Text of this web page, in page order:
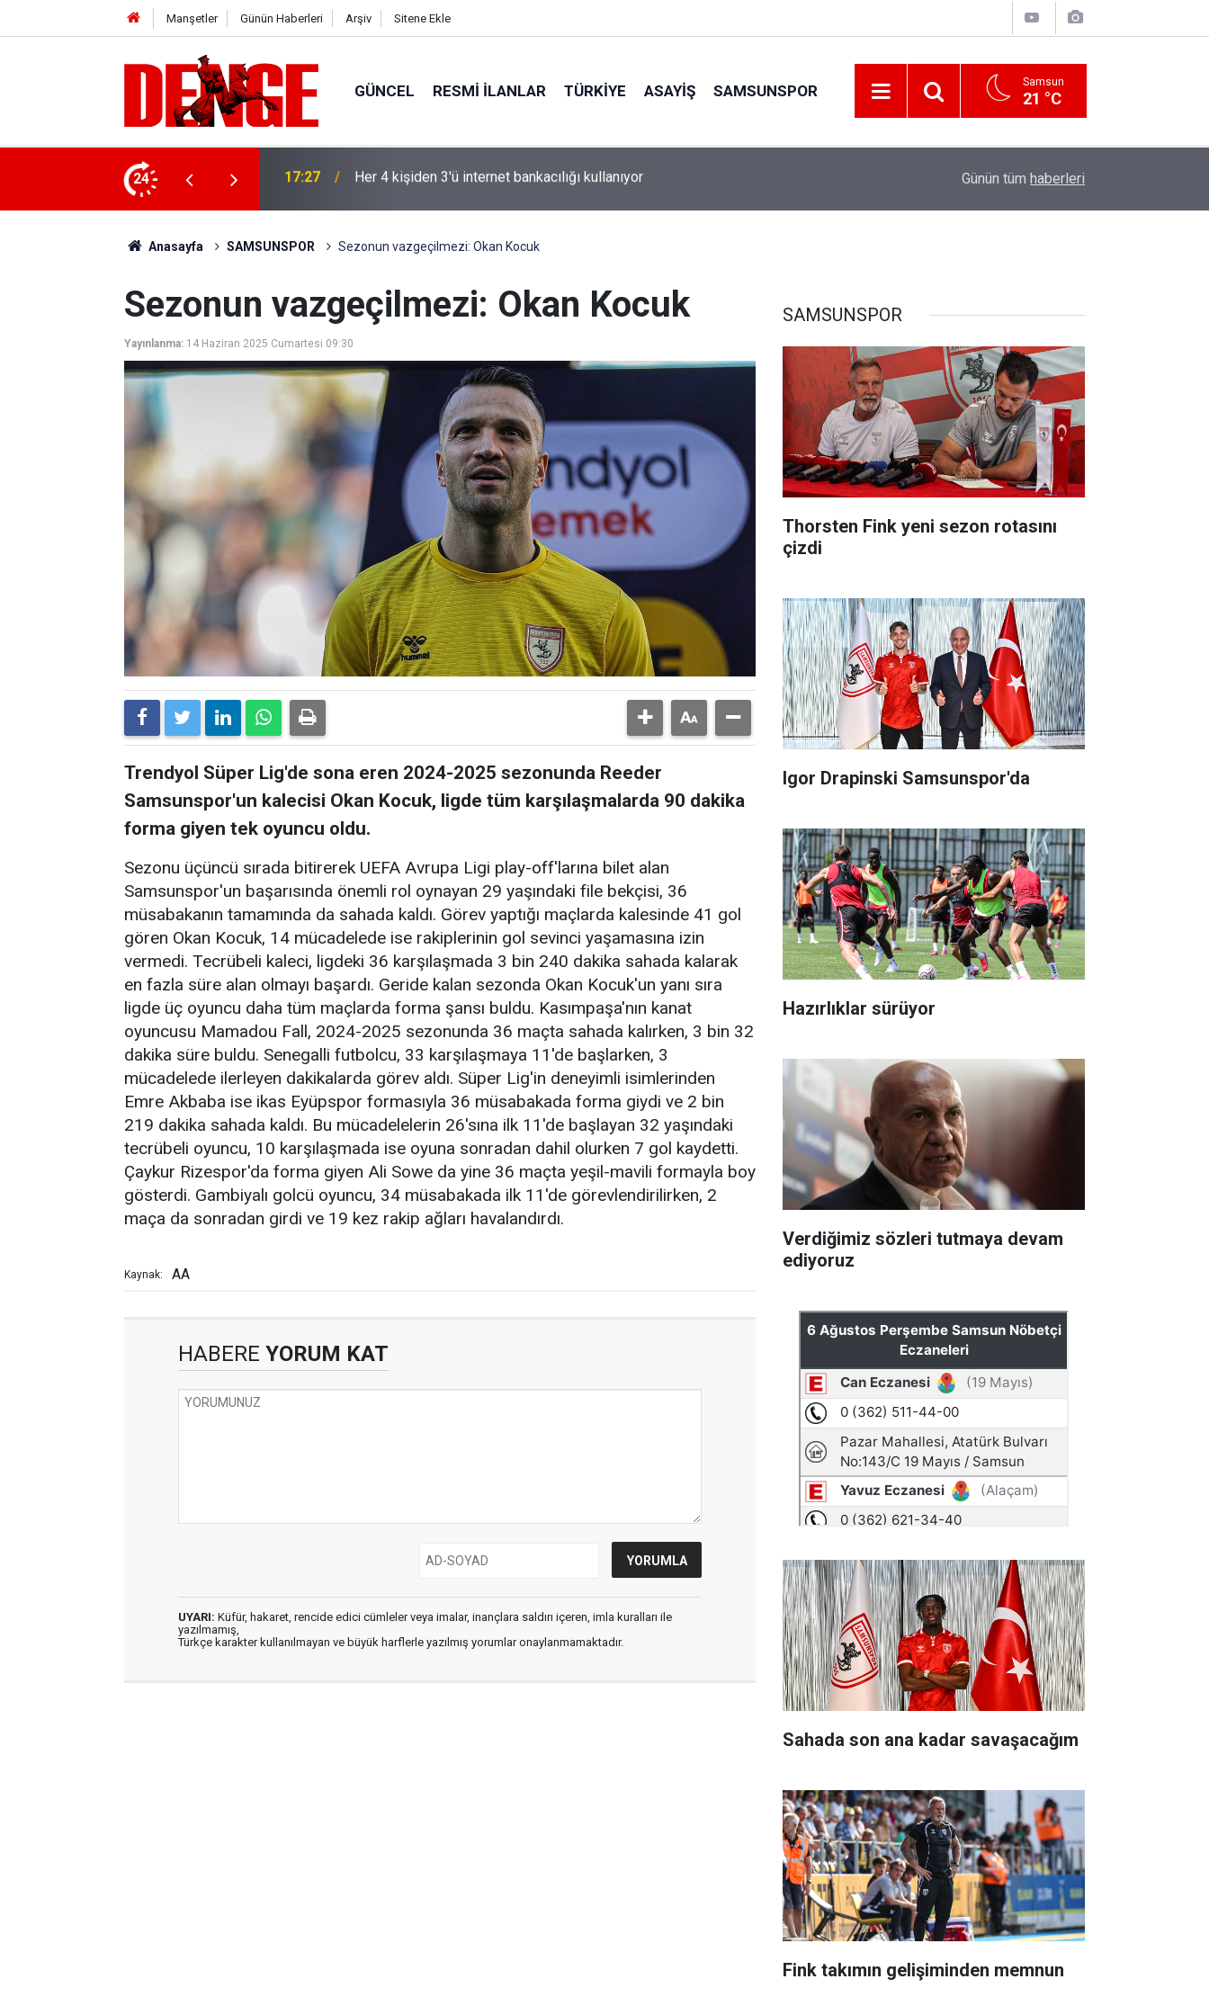
Manşetler Günün Haberleri Arşiv Sitene Ekle
GÜNCEL RESMI İLANLAR TÜRKİYE ASAYİŞ SAMSUNSPOR Samsun
21 °C
24 17:23 Thorsten Fink yeni sezon rotasını çizdi Vatandaşlar evlerinden danışmanlık hizmeti
Günün tüm haberleri
Anasayfa SAMSUNSPOR Sezonun vazgeçilmezi: Okan Kocuk
Sezonun vazgeçilmezi: Okan Kocuk
Yayınlanma: 14 Haziran 2025 Cumartesi 09:30
Trendyol Süper Lig'de sona eren 2024-2025 sezonunda Reeder
Samsunspor'un kalecisi Okan Kocuk, ligde tüm karşılaşmalarda 90 dakika
forma giyen tek oyuncu oldu.
Sezonu üçüncü sırada bitirerek UEFA Avrupa Ligi play-off'larına bilet alan
Samsunspor'un başarısında önemli rol oynayan 29 yaşındaki file bekçisi, 36
müsabakanın tamamında da sahada kaldı. Görev yaptığı maçlarda kalesinde 41 gol
gören Okan Kocuk, 14 mücadelede ise rakiplerinin gol sevinci yaşamasına izin
vermedi. Tecrübeli kaleci, ligdeki 36 karşılaşmada 3 bin 240 dakika sahada kalarak
en fazla süre alan olmayı başardı. Geride kalan sezonda Okan Kocuk'un yanı sıra
ligde üç oyuncu daha tüm maçlarda forma şansı buldu. Kasımpaşa'nın kanat
oyuncusu Mamadou Fall, 2024-2025 sezonunda 36 maçta sahada kalırken, 3 bin 32
dakika süre buldu. Senegalli futbolcu, 33 karşılaşmaya 11'de başlarken, 3
mücadelede ilerleyen dakikalarda görev aldı. Süper Lig'in deneyimli isimlerinden
Emre Akbaba ise ikas Eyüpspor formasıyla 36 müsabakada forma giydi ve 2 bin
219 dakika sahada kaldı. Bu mücadelelerin 26'sına ilk 11'de başlayan 32 yaşındaki
tecrübeli oyuncu, 10 karşılaşmada ise oyuna sonradan dahil olurken 7 gol kaydetti.
Çaykur Rizespor'da forma giyen Ali Sowe da yine 36 maçta yeşil-mavili formayla boy
gösterdi. Gambiyalı golcü oyuncu, 34 müsabakada ilk 11'de görevlendirilirken, 2
maça da sonradan girdi ve 19 kez rakip ağları havalandırdı.
Kaynak: AA
HABERE YORUM KAT
UYARI: Küfür, hakaret, rencide edici cümleler veya imalar, inançlara saldırı içeren, imla kuralları ile
yazılmamış,
Türkçe karakter kullanılmayan ve büyük harflerle yazılmış yorumlar onaylanmamaktadır.
SAMSUNSPOR
Thorsten Fink yeni sezon rotasını
çizdi
Igor Drapinski Samsunspor'da
Hazırlıklar sürüyor
Verdiğimiz sözleri tutmaya devam
ediyoruz
Sahada son ana kadar savaşacağım
Fink takımın gelişiminden memnun